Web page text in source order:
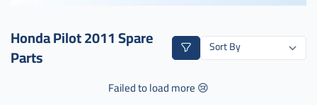
Honda Pilot 2011 Spare
Parts
Failed to load more 😢